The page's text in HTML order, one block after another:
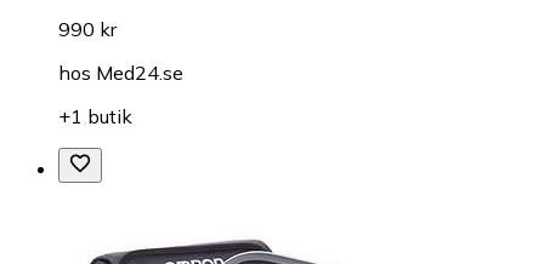
990 kr
hos Med24.se
+1 butik